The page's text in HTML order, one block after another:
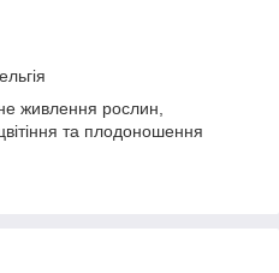
живлення рослин,
та плодоношення